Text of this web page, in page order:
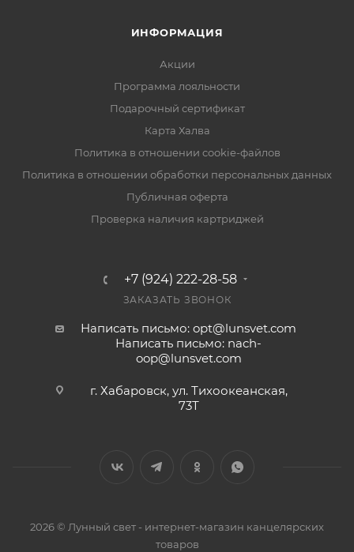
ИНФОРМАЦИЯ
Акции
Программа лояльности
Подарочный сертификат
Карта Халва
Политика в отношении cookie-файлов
Политика в отношении обработки персональных данных
Публичная оферта
Проверка наличия картриджей
+7 (924) 222-28-58
ЗАКАЗАТЬ ЗВОНОК
Написать письмо: opt@lunsvet.com
Написать письмо: nach-
oop@lunsvet.com
г. Хабаровск, ул. Тихоокеанская,
73Т
2026 © Лунный свет - интернет-магазин канцелярских
товаров